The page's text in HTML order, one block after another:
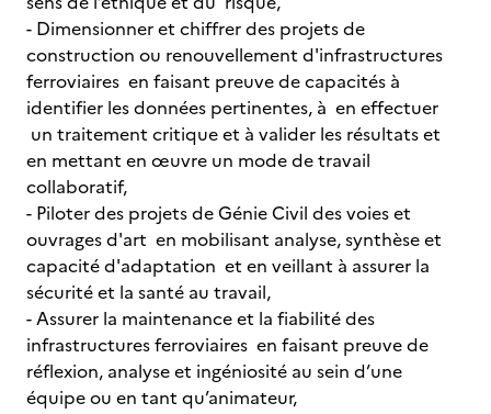
- Dimensionner et chiffrer des projets de
construction ou renouvellement d'infrastructures
ferroviaires en faisant preuve de capacités à
identifier les données pertinentes, à en effectuer
un traitement critique et à valider les résultats et
en mettant en œuvre un mode de travail
collaboratif,
- Piloter des projets de Génie Civil des voies et
ouvrages d'art en mobilisant analyse, synthèse et
capacité d'adaptation et en veillant à assurer la
sécurité et la santé au travail,
- Assurer la maintenance et la fiabilité des
infrastructures ferroviaires en faisant preuve de
réflexion, analyse et ingéniosité au sein d’une
équipe ou en tant qu’animateur,